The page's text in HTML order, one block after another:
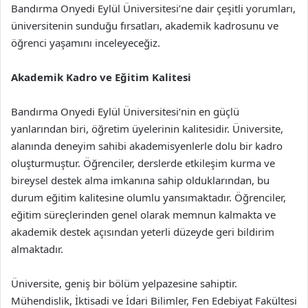
Bandırma Onyedi Eylül Üniversitesi’ne dair çeşitli yorumları,
üniversitenin sunduğu fırsatları, akademik kadrosunu ve
öğrenci yaşamını inceleyeceğiz.
Akademik Kadro ve Eğitim Kalitesi
Bandırma Onyedi Eylül Üniversitesi’nin en güçlü
yanlarından biri, öğretim üyelerinin kalitesidir. Üniversite,
alanında deneyim sahibi akademisyenlerle dolu bir kadro
oluşturmuştur. Öğrenciler, derslerde etkileşim kurma ve
bireysel destek alma imkanına sahip olduklarından, bu
durum eğitim kalitesine olumlu yansımaktadır. Öğrenciler,
eğitim süreçlerinden genel olarak memnun kalmakta ve
akademik destek açısından yeterli düzeyde geri bildirim
almaktadır.
Üniversite, geniş bir bölüm yelpazesine sahiptir.
Mühendislik, İktisadi ve İdari Bilimler, Fen Edebiyat Fakültesi